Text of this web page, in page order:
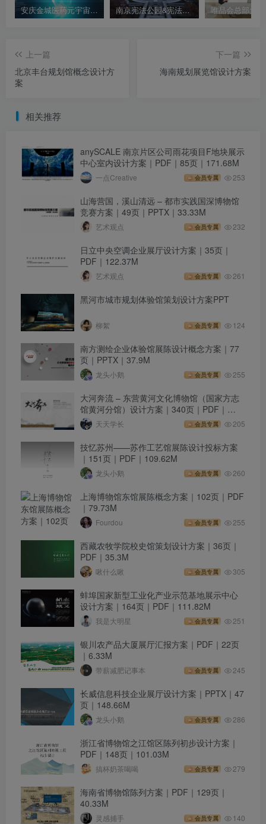
安庆金城医药元宇宙数字展厅效果设计方案 南京宪法公园&宪法宣传教育展陈馆
上一篇
北京丰台规划馆概念设计方
案
下一篇
海南规划展览馆设计方案
相关推荐
anySCALE 南京片区公司雨花项目F地块展示
中心室内设计方案｜PDF｜85页｜171.68M
一点Creative 会员专属 253
山海营国，溪山清远 – 都市实践国深博物馆
竞赛方案｜49页｜PPTX｜33.33M
艺术观点 会员专属 232
日立中央空调企业展厅设计方案｜35页｜
PDF｜122.37M
艺术观点 会员专属 261
黑河市城市规划体验馆策划设计方案PPT
柳絮 会员专属 124
南方测绘企业体验馆展陈设计概念方案｜77
页｜PPTX｜37.9M
龙头小鹅 会员专属 255
大河奔流 – 东营黄河文化博物馆（国家方志
馆黄河分馆）设计方案｜340页｜PDF｜
274.23M
天天学长 会员专属 205
技忆苏州——苏作工艺馆展陈设计投标方案
｜151页｜PDF｜109.62M
龙头小鹅 会员专属 260
上海博物馆东馆展陈概念方案｜102页｜PDF
｜79.73M
Fourdou 会员专属 255
西藏农牧学院校史馆策划设计方案｜36页｜
PDF｜35.3M
啾什么啾 会员专属 305
蚌埠国家新型工业化产业示范基地展示中心
设计方案｜164页｜PDF｜111.82M
我是大明星 会员专属 251
银川农产品大厦展厅汇报方案｜PDF｜22页
｜6.33M
带薪减肥记事本 会员专属 245
长威信息科技企业展厅设计方案｜PPTX｜47
页｜148.66M
龙头小鹅 会员专属 286
浙江省博物馆之江馆区陈列初步设计方案｜
PDF｜148页｜101.03M
搞杯奶茶喝喝 会员专属 279
海南省博物馆陈列方案｜PDF｜129页｜
40.33M
灵感捕手 会员专属 140